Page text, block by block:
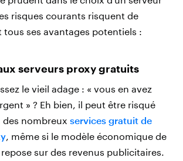
risques courants risquent de
tous ses avantages potentiels :
serveurs proxy gratuits
le vieil adage : « vous en avez
» ? Eh bien, il peut être risqué
des nombreux services gratuit de
, même si le modèle économique de
sur des revenus publicitaires.